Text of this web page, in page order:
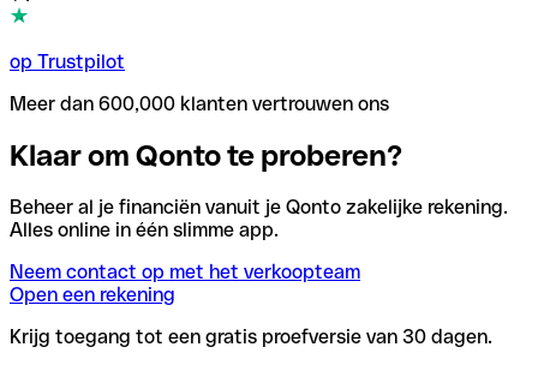
op Trustpilot
Meer dan 600,000 klanten vertrouwen ons
Klaar om Qonto te proberen?
Beheer al je financiën vanuit je Qonto zakelijke rekening.
Alles online in één slimme app.
Neem contact op met het verkoopteam
Open een rekening
Krijg toegang tot een gratis proefversie van 30 dagen.